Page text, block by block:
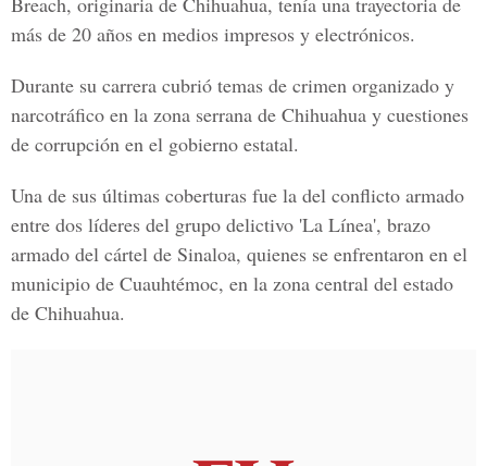
más de 20 años en medios impresos y electrónicos.
Durante su carrera cubrió temas de crimen organizado y
narcotráfico en la zona serrana de Chihuahua y cuestiones
de corrupción en el gobierno estatal.
Una de sus últimas coberturas fue la del conflicto armado
entre dos líderes del grupo delictivo 'La Línea', brazo
armado del cártel de Sinaloa, quienes se enfrentaron en el
municipio de Cuauhtémoc, en la zona central del estado
de Chihuahua.